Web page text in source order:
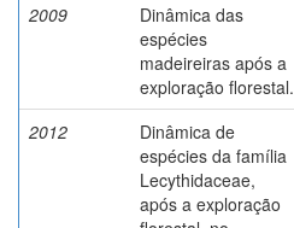
2009
Dinâmica das
espécies
madeireiras após a
exploração florestal.
2012
Dinâmica de
espécies da família
Lecythidaceae,
após a exploração